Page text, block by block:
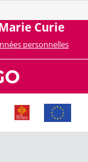
Curie
personnelles